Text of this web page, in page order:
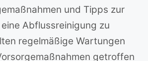
und Tipps zur
Abflussreinigung zu
regelmäßige Wartungen
getroffen